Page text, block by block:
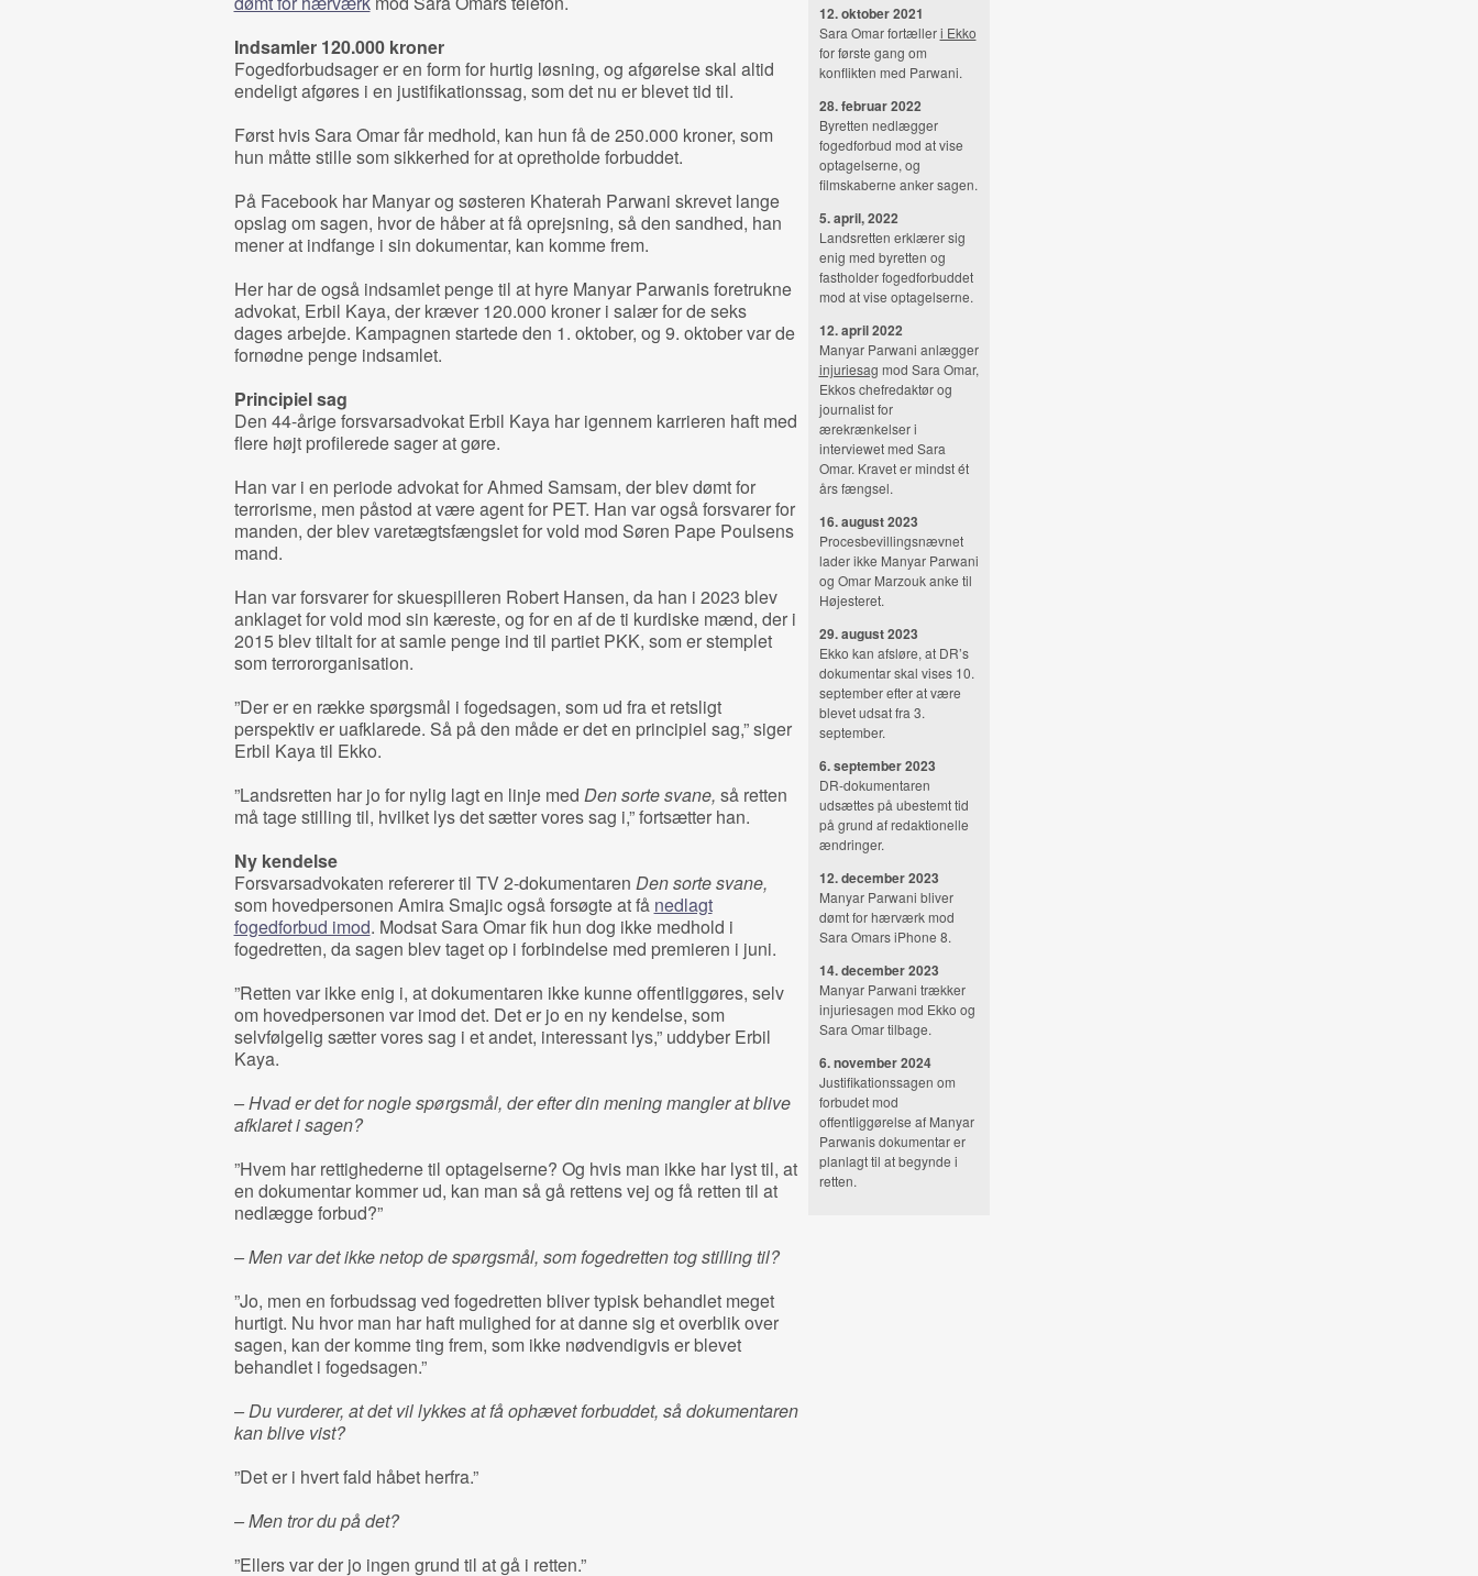
Indsamler 120.000 kroner
Fogedforbudsager er en form for hurtig løsning, og afgørelse skal altid
endeligt afgøres i en justifikationssag, som det nu er blevet tid til.
Først hvis Sara Omar får medhold, kan hun få de 250.000 kroner, som
hun måtte stille som sikkerhed for at opretholde forbuddet.
På Facebook har Manyar og søsteren Khaterah Parwani skrevet lange
opslag om sagen, hvor de håber at få oprejsning, så den sandhed, han
mener at indfange i sin dokumentar, kan komme frem.
Her har de også indsamlet penge til at hyre Manyar Parwanis foretrukne
advokat, Erbil Kaya, der kræver 120.000 kroner i salær for de seks
dages arbejde. Kampagnen startede den 1. oktober, og 9. oktober var de
fornødne penge indsamlet.
Principiel sag
Den 44-årige forsvarsadvokat Erbil Kaya har igennem karrieren haft med
flere højt profilerede sager at gøre.
Han var i en periode advokat for Ahmed Samsam, der blev dømt for
terrorisme, men påstod at være agent for PET. Han var også forsvarer for
manden, der blev varetægtsfængslet for vold mod Søren Pape Poulsens
mand.
Han var forsvarer for skuespilleren Robert Hansen, da han i 2023 blev
anklaget for vold mod sin kæreste, og for en af de ti kurdiske mænd, der i
2015 blev tiltalt for at samle penge ind til partiet PKK, som er stemplet
som terrororganisation.
”Der er en række spørgsmål i fogedsagen, som ud fra et retsligt
perspektiv er uafklarede. Så på den måde er det en principiel sag,” siger
Erbil Kaya til Ekko.
”Landsretten har jo for nylig lagt en linje med Den sorte svane, så retten
må tage stilling til, hvilket lys det sætter vores sag i,” fortsætter han.
Ny kendelse
Forsvarsadvokaten refererer til TV 2-dokumentaren Den sorte svane,
som hovedpersonen Amira Smajic også forsøgte at få nedlagt
fogedforbud imod. Modsat Sara Omar fik hun dog ikke medhold i
fogedretten, da sagen blev taget op i forbindelse med premieren i juni.
”Retten var ikke enig i, at dokumentaren ikke kunne offentliggøres, selv
om hovedpersonen var imod det. Det er jo en ny kendelse, som
selvfølgelig sætter vores sag i et andet, interessant lys,” uddyber Erbil
Kaya.
– Hvad er det for nogle spørgsmål, der efter din mening mangler at blive
afklaret i sagen?
”Hvem har rettighederne til optagelserne? Og hvis man ikke har lyst til, at
en dokumentar kommer ud, kan man så gå rettens vej og få retten til at
nedlægge forbud?”
– Men var det ikke netop de spørgsmål, som fogedretten tog stilling til?
”Jo, men en forbudssag ved fogedretten bliver typisk behandlet meget
hurtigt. Nu hvor man har haft mulighed for at danne sig et overblik over
sagen, kan der komme ting frem, som ikke nødvendigvis er blevet
behandlet i fogedsagen.”
– Du vurderer, at det vil lykkes at få ophævet forbuddet, så dokumentaren
kan blive vist?
”Det er i hvert fald håbet herfra.”
– Men tror du på det?
”Ellers var der jo ingen grund til at gå i retten.”
12. oktober 2021
Sara Omar fortælleri Ekko
for første gang om
konflikten med Parwani.
28. februar 2022
Byretten nedlægger
fogedforbud mod at vise
optagelserne, og
filmskaberne anker sagen.
5. april, 2022
Landsretten erklærer sig
enig med byretten og
fastholder fogedforbuddet
mod at vise optagelserne.
12. april 2022
Manyar Parwani anlægger
injuriesag mod Sara Omar,
Ekkos chefredaktør og
journalist for
ærekrænkelser i
interviewet med Sara
Omar. Kravet er mindst ét
års fængsel.
16. august 2023
Procesbevillingsnævnet
lader ikke Manyar Parwani
og Omar Marzouk anke til
Højesteret.
29. august 2023
Ekko kan afsløre, at DR’s
dokumentar skal vises 10.
september efter at være
blevet udsat fra 3.
september.
6. september 2023
DR-dokumentaren
udsættes på ubestemt tid
på grund af redaktionelle
ændringer.
12. december 2023
Manyar Parwani bliver
dømt for hærværk mod
Sara Omars iPhone 8.
14. december 2023
Manyar Parwani trækker
injuriesagen mod Ekko og
Sara Omar tilbage.
6. november 2024
Justifikationssagen om
forbudet mod
offentliggørelse af Manyar
Parwanis dokumentar er
planlagt til at begynde i
retten.